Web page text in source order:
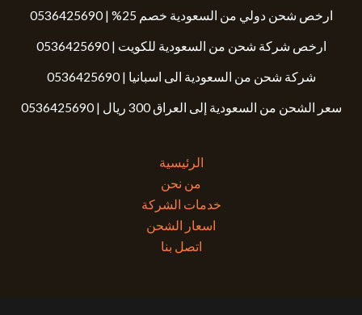
ارخص شحن دولي من السعودية خصم 25% | 0536425690
ارخص شركة شحن من السعودية للكويت | 0536425690
شركة شحن من السعودية الى اسبانيا | 0536425690
سعر الشحن من السعودية إلى العراق 300 ريال | 0536425690
الرئيسية
من نحن
خدمات الشركة
اسعار الشحن
اتصل بنا